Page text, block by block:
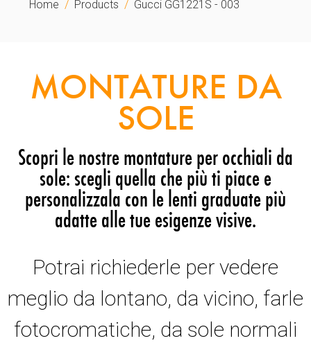
Home Products Gucci GG1221S - 003
MONTATURE DA
SOLE
Scopri le nostre montature per occhiali da
sole: scegli quella che più ti piace e
personalizzala con le lenti graduate più
adatte alle tue esigenze visive.
Potrai richiederle per vedere
meglio da lontano, da vicino, farle
fotocromatiche, da sole normali